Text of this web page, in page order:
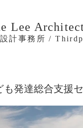
Lee
計事務所 /
も発達総合支援